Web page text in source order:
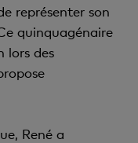
représenter son
quinquagénaire
lors des
René a